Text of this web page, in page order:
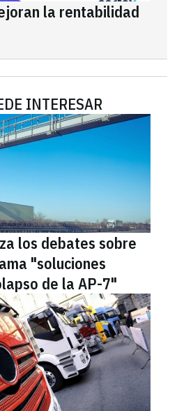
la rentabilidad
INTERESAR
los debates sobre
"soluciones
de la AP-7"